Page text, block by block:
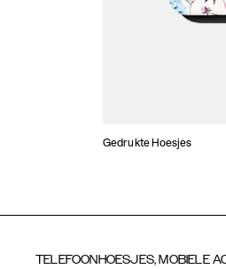
Gedrukte Hoesjes
TELEFOONHOESJES, MOBIELE